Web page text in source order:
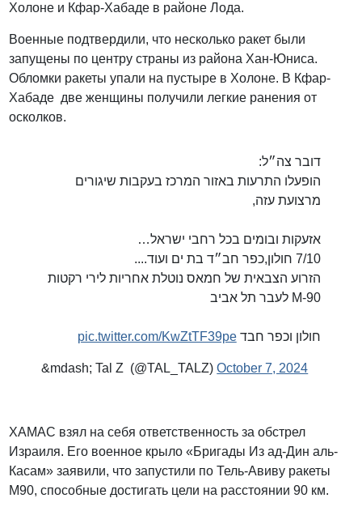
Холоне и Кфар-Хабаде в районе Лода.
Военные подтвердили, что несколько ракет были
запущены по центру страны из района Хан-Юниса.
Обломки ракеты упали на пустыре в Холоне. В Кфар-
Хабаде две женщины получили легкие ранения от
осколков.
דובר צה״ל:
הופעלו התרעות באזור המרכז בעקבות שיגורים
מרצועת עזה,
אזעקות ובומים בכל רחבי ישראל…
7/10 חולון,כפר חב״ד בת ים ועוד....
הזרוע הצבאית של חמאס נוטלת אחריות לירי רקטות
M-90 לעבר תל אביב
חולון וכפר חבדpic.twitter.com/KwZtTF39pe
&mdash; Tal Z (@TAL_TALZ)October 7, 2024
ХАМАС взял на себя ответственность за обстрел
Израиля. Его военное крыло «Бригады Из ад-Дин аль-
Касам» заявили, что запустили по Тель-Авиву ракеты
М90, способные достигать цели на расстоянии 90 км.